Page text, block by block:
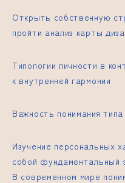
Открыть собственную
пройти анализ карты
Типологии личности в
к внутренней гармонии
Важность понимания типа
Изучение персональных
собой фундаментальный
В современном мире